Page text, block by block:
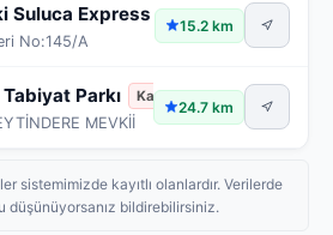
Suluca Express Kapalı
No:145/A
15.2 km
Parkı Kapalı
MEVKİİ
24.7 km
sistemimizde kayıtlı olanlardır. Verilerde
düşünüyorsanız bildirebilirsiniz.